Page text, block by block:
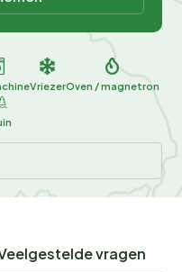
VriezerOven / magnetron
vragen